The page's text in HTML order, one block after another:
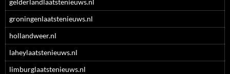
gelderlandlaatstenieuws.nl
groningenlaatstenieuws.nl
hollandweer.nl
laheylaatstenieuws.nl
limburglaatstenieuws.nl